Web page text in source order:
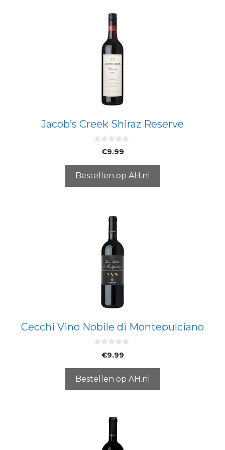
Jacob’s Creek Shiraz Reserve
5
€9.99
Bestellen op AH.nl
Cecchi Vino Nobile di Montepulciano
5
€9.99
Bestellen op AH.nl